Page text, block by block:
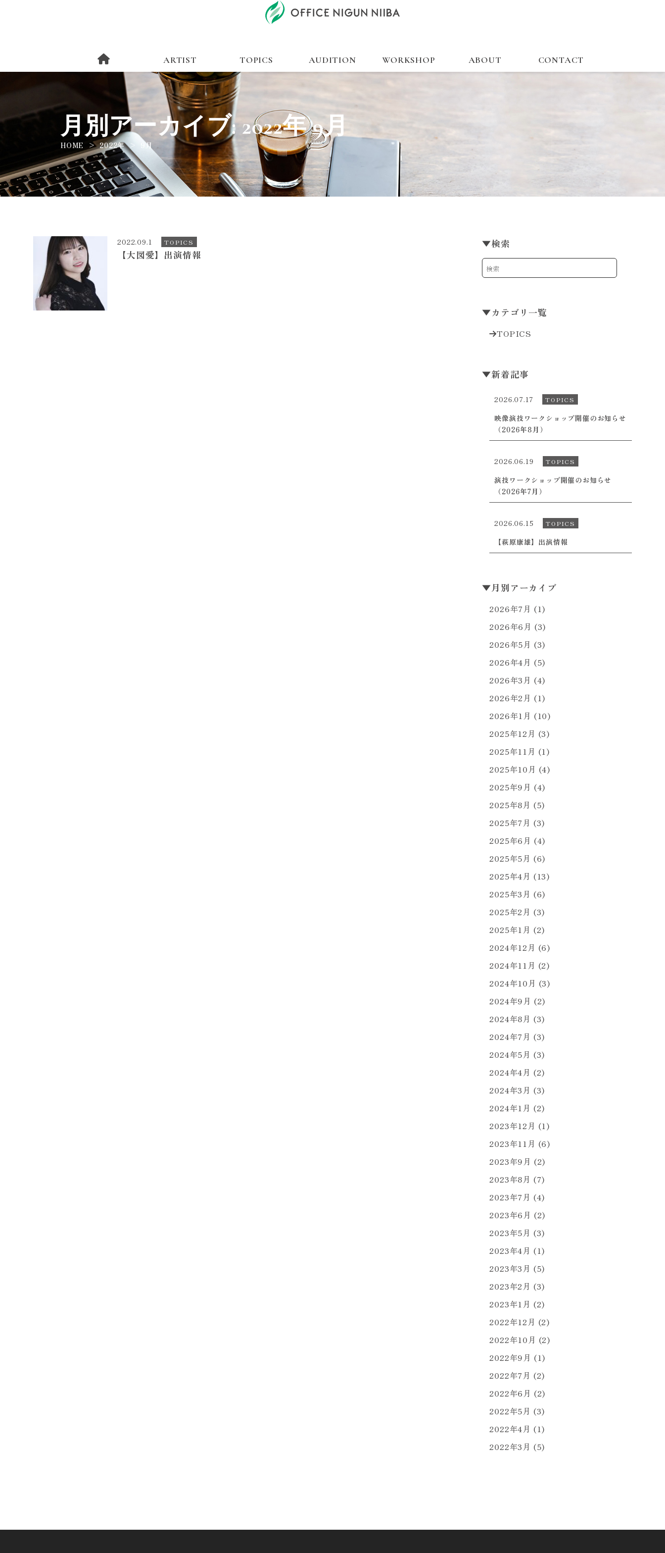
ARTIST TOPICS AUDITION WORKSHOP ABOUT CONTACT
月別アーカイブ:2022年 9月
HOME 2022年 9月
2022.09.1 TOPICS
【大図愛】出演情報
▼検索
▼カテゴリ一覧
TOPICS
▼新着記事
2026.07.17 TOPICS
映像演技ワークショップ開催のお知らせ
（2026年8月）
2026.06.19 TOPICS
演技ワークショップ開催のお知らせ
（2026年7月）
2026.06.15 TOPICS
【萩原康雄】出演情報
▼月別アーカイブ
2026年7月 (1)
2026年6月 (3)
2026年5月 (3)
2026年4月 (5)
2026年3月 (4)
2026年2月 (1)
2026年1月 (10)
2025年12月 (3)
2025年11月 (1)
2025年10月 (4)
2025年9月 (4)
2025年8月 (5)
2025年7月 (3)
2025年6月 (4)
2025年5月 (6)
2025年4月 (13)
2025年3月 (6)
2025年2月 (3)
2025年1月 (2)
2024年12月 (6)
2024年11月 (2)
2024年10月 (3)
2024年9月 (2)
2024年8月 (3)
2024年7月 (3)
2024年5月 (3)
2024年4月 (2)
2024年3月 (3)
2024年1月 (2)
2023年12月 (1)
2023年11月 (6)
2023年9月 (2)
2023年8月 (7)
2023年7月 (4)
2023年6月 (2)
2023年5月 (3)
2023年4月 (1)
2023年3月 (5)
2023年2月 (3)
2023年1月 (2)
2022年12月 (2)
2022年10月 (2)
2022年9月 (1)
2022年7月 (2)
2022年6月 (2)
2022年5月 (3)
2022年4月 (1)
2022年3月 (5)